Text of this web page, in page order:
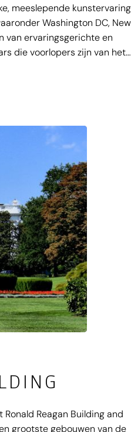
meeslepende
Washington DC, New
van ervaringsgerichte en
die voorlopers zijn van het
Reagan Building and
grootste gebouwen van de